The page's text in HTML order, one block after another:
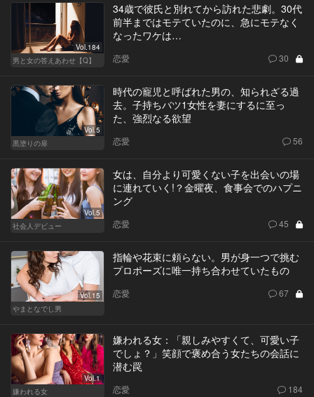
Vol.184
男と女の答えあわせ【Q】
34歳で彼氏と別れてから訪れた悲劇。30代
前半まではモテていたのに、急にモテなく
なったワケは…
恋愛 30
Vol.5
黒塗りの扉
時代の寵児と呼ばれた男の、知られざる過
去。子持ちバツ1女性を妻にするに至っ
た、強烈なる欲望
恋愛 56
Vol.5
社会人デビュー
女は、自分より可愛くない子を出会いの場
に連れていく!？金曜夜、食事会でのハプニ
ング
恋愛 45
Vol.15
やまとなでし男
指輪や花束に頼らない。男が身一つで挑む
プロポーズに唯一持ち合わせていたもの
恋愛 67
Vol.1
嫌われる女
嫌われる女：「親しみやすくて、可愛い子
でしょ？」笑顔で褒め合う女たちの会話に
潜む罠
恋愛 184